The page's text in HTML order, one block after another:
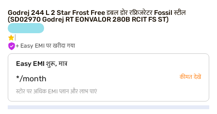
Godrej 244 L 2 Star Frost Free डबल डोर रफ्रिजरेटर Fossil स्टील
(SD02970 Godrej RT EONVALOR 280B RCIT FS ST)
+ Easy EMI पर खरीदा गया
Easy EMI शुरू, मात्र
*/month कीमत देखें
स्टोर पर अधिक EMI प्लान और लाभ पाएं